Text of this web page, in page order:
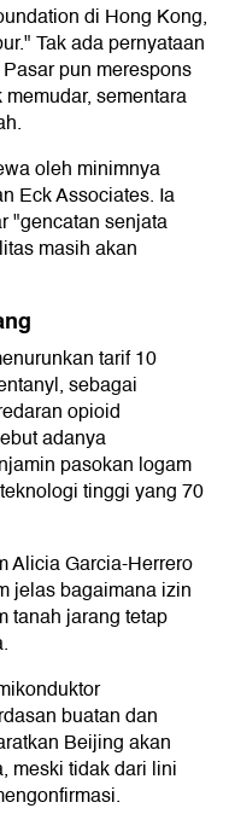
di Hong Kong,
Tak ada pernyataan
pun merespons
sementara
oleh minimnya
Eck Associates. Ia
"gencatan senjata
masih akan
tarif 10
sebagai
opioid
adanya
pasokan logam
tinggi yang 70
Alicia Garcia-Herrero
jelas bagaimana izin
tanah jarang tetap
buatan dan
Beijing akan
meski tidak dari lini